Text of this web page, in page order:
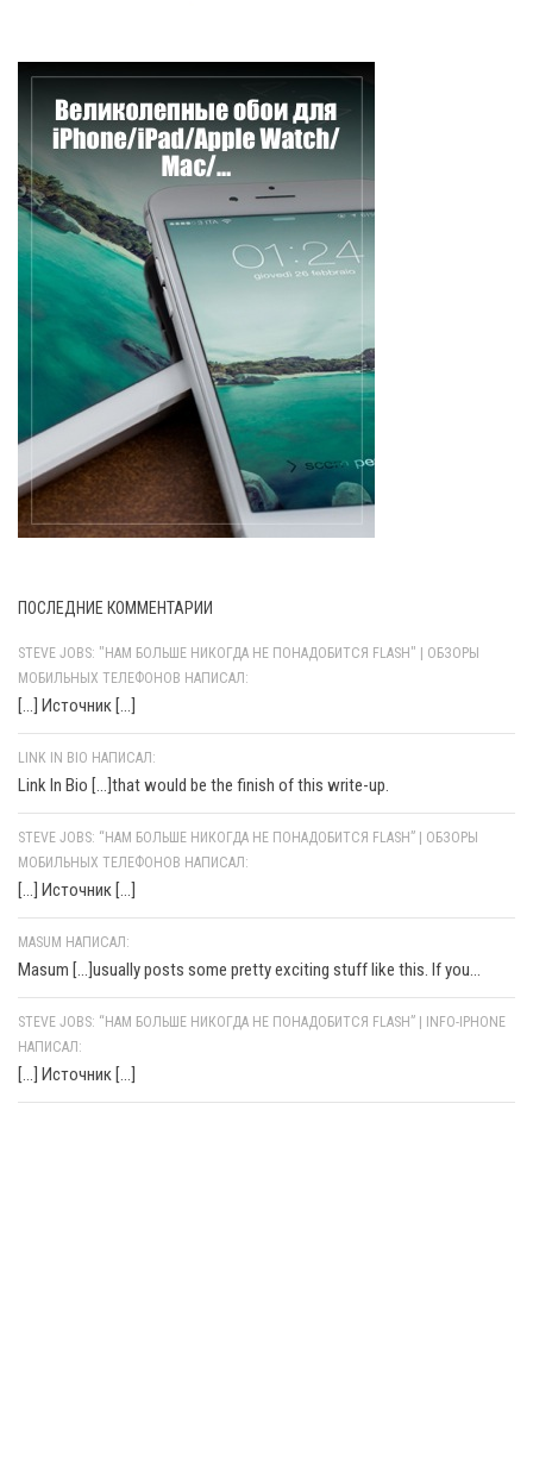
ПОСЛЕДНИЕ КОММЕНТАРИИ
STEVE JOBS: "НАМ БОЛЬШЕ НИКОГДА НЕ ПОНАДОБИТСЯ FLASH" | ОБЗОРЫ
МОБИЛЬНЫХ ТЕЛЕФОНОВ НАПИСАЛ:
[…] Источник […]
LINK IN BIO НАПИСАЛ:
Link In Bio [...]that would be the finish of this write-up.
STEVE JOBS: “НАМ БОЛЬШЕ НИКОГДА НЕ ПОНАДОБИТСЯ FLASH” | ОБЗОРЫ
МОБИЛЬНЫХ ТЕЛЕФОНОВ НАПИСАЛ:
[…] Источник […]
MASUM НАПИСАЛ:
Masum [...]usually posts some pretty exciting stuff like this. If you...
STEVE JOBS: “НАМ БОЛЬШЕ НИКОГДА НЕ ПОНАДОБИТСЯ FLASH” | INFO-IPHONE
НАПИСАЛ:
[…] Источник […]